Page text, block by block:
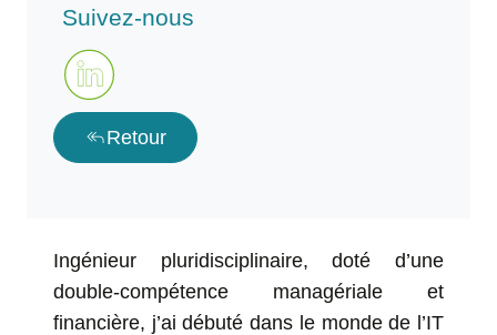
Suivez-nous
reply_allRetour
Ingénieur pluridisciplinaire, doté d’une
double-compétence managériale et
financière, j’ai débuté dans le monde de l’IT